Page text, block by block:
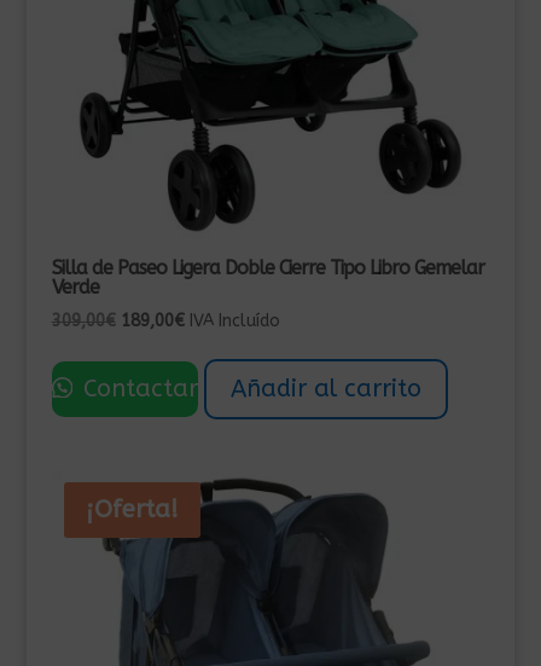
Silla de Paseo Ligera Doble Cierre Tipo Libro Gemelar
Verde
309,00€ El
original
era:
189,00€El
actual
es:
IVA Incluído
Contactar Añadir al carrito
¡Oferta!